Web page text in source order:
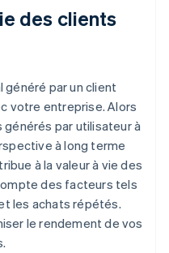
des clients
par un client
votre entreprise. Alors
générés par utilisateur à
à long terme
à la valeur à vie des
des facteurs tels
les achats répétés.
le rendement de vos